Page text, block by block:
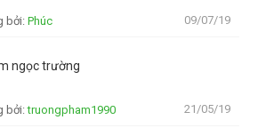
bởi: Phúc 09/07/19
ngọc trường
bởi:truongpham1990 21/05/19